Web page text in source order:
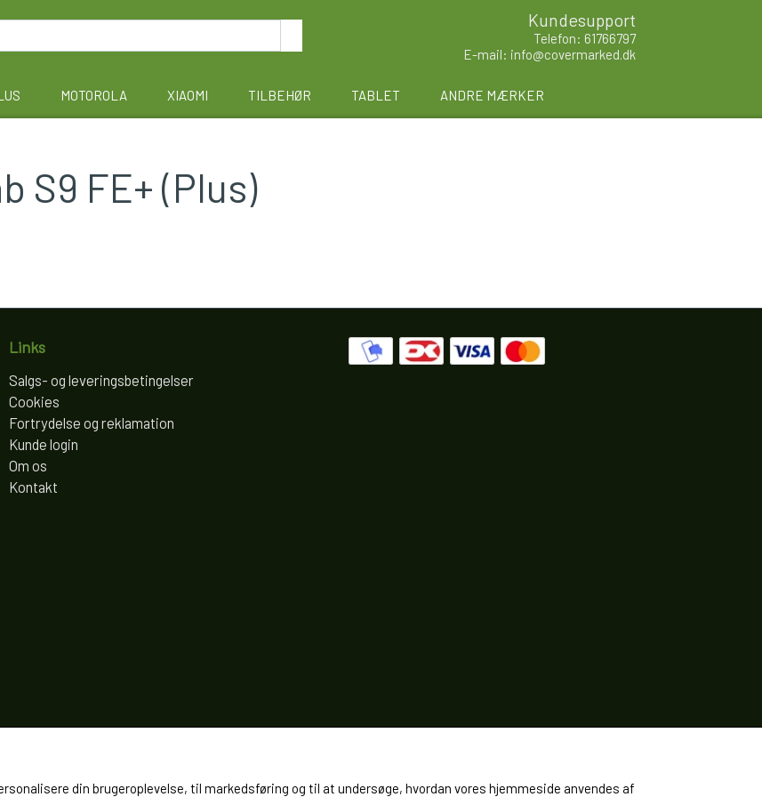
Kundesupport
Telefon: 61766797
E-mail: info@covermarked.dk
MOTOROLA XIAOMI TILBEHØR TABLET ANDRE MÆRKER
S9 FE+ (Plus)
Links
Salgs- og leveringsbetingelser
Cookies
Fortrydelse og reklamation
Kunde login
Om os
Kontakt
din brugeroplevelse, til markedsføring og til at undersøge, hvordan vores hjemmeside anvendes af